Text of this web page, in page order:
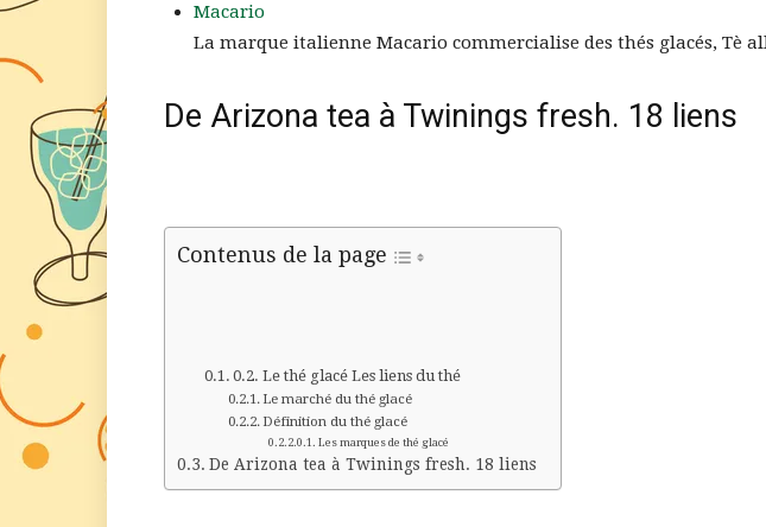
Macario
La marque italienne Macario commercialise des thés glacés, Tè
De Arizona tea à Twinings fresh. 18 liens
Contenus de la page
Le thé glacé Les liens du thé
Le marché du thé glacé
Définition du thé glacé
Les marques de thé glacé
De Arizona tea à Twinings fresh. 18 liens